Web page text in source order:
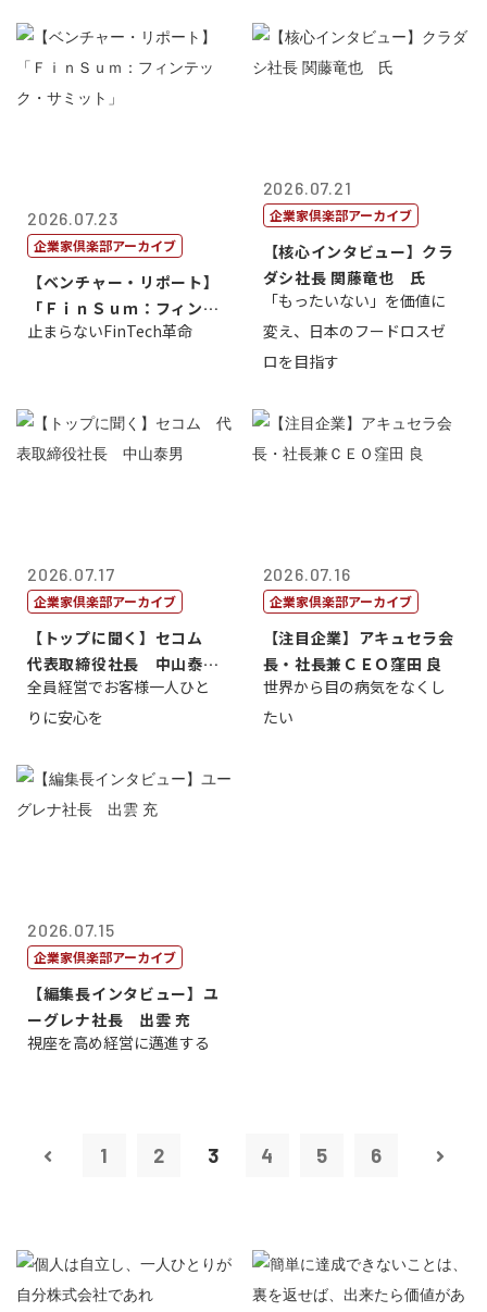
2026.07.23
企業家倶楽部アーカイブ
【ベンチャー・リポート】
「ＦｉｎＳｕｍ：フィンテ
ック・サミッ...
止まらないFinTech革命
2026.07.21
企業家倶楽部アーカイブ
【核心インタビュー】クラ
ダシ社長 関藤竜也 氏
「もったいない」を価値に
変え、日本のフードロスゼ
ロを目指す
2026.07.17
企業家倶楽部アーカイブ
【トップに聞く】セコム
代表取締役社長 中山泰
男
全員経営でお客様一人ひと
りに安心を
2026.07.16
企業家倶楽部アーカイブ
【注目企業】アキュセラ会
長・社長兼ＣＥＯ窪田 良
世界から目の病気をなくし
たい
2026.07.15
企業家倶楽部アーカイブ
【編集長インタビュー】ユ
ーグレナ社長 出雲 充
視座を高め経営に邁進する
1 2 3 4 5 6